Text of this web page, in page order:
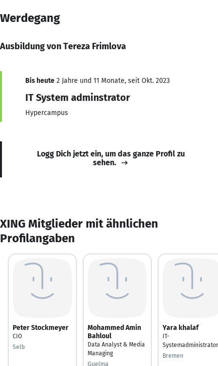
Werdegang
Ausbildung von Tereza Frimlova
Bis heute 2 Jahre und 11 Monate, seit Okt. 2023
IT System adminstrator
Hypercampus
Logg Dich jetzt ein, um das ganze Profil zu
sehen.
XING Mitglieder mit ähnlichen
Profilangaben
Peter Stockmeyer
CIO
Selb
Mohammed Amin
Bahloul
Data Analyst & Media
Managing
Guelma
Yara khalaf
IT-
Systemadministrator
Bremen